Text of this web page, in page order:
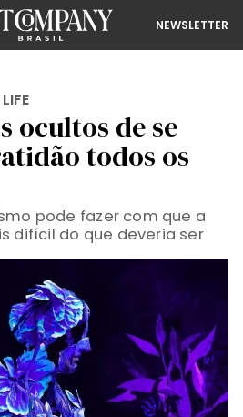
NEWSLETTER
ocultos de se
todos os
pode fazer com que a
difícil do que deveria ser